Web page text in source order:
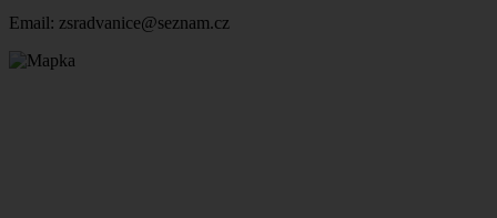
Email: zsradvanice@seznam.cz